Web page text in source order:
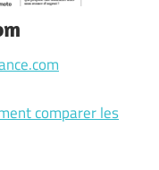
comparer les